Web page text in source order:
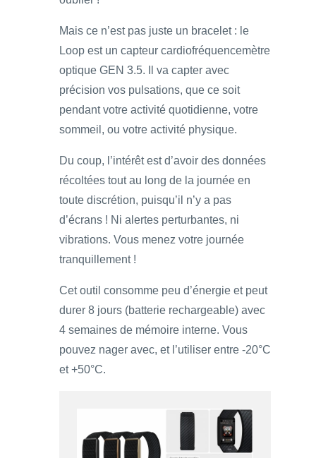
Mais ce n’est pas juste un bracelet : le
Loop est un capteur cardiofréquencemètre
optique GEN 3.5. Il va capter avec
précision vos pulsations, que ce soit
pendant votre activité quotidienne, votre
sommeil, ou votre activité physique.
Du coup, l’intérêt est d’avoir des données
récoltées tout au long de la journée en
toute discrétion, puisqu’il n’y a pas
d’écrans ! Ni alertes perturbantes, ni
vibrations. Vous menez votre journée
tranquillement !
Cet outil consomme peu d’énergie et peut
durer 8 jours (batterie rechargeable) avec
4 semaines de mémoire interne. Vous
pouvez nager avec, et l’utiliser entre -20°C
et +50°C.